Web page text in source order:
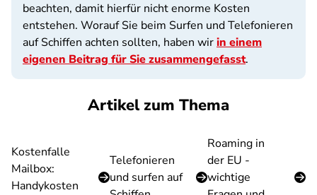
beachten, damit hierfür nicht enorme Kosten
entstehen. Worauf Sie beim Surfen und Telefonieren
auf Schiffen achten sollten, haben wirin einem
eigenen Beitrag für Sie zusammengefasst.
Artikel zum Thema
Kostenfalle
Mailbox:
Handykosten
Telefonieren
und surfen auf
Roaming in
der EU -
wichtige